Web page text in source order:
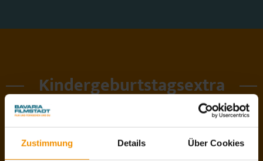
Zustimmung Details Über Cookies
Kindergeburtstagsextra
versüßt euren Aufenthalt mit leckeren
Backwaren und Getränken